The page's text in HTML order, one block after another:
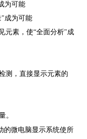
为可能
"成为可能
元素，使“全面分析"成
测，直接显示元素的
。
的微电脑显示系统使所